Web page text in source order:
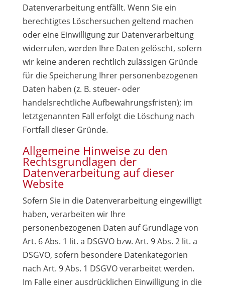
Datenverarbeitung entfällt. Wenn Sie ein
berechtigtes Löschersuchen geltend machen
oder eine Einwilligung zur Datenverarbeitung
widerrufen, werden Ihre Daten gelöscht, sofern
wir keine anderen rechtlich zulässigen Gründe
für die Speicherung Ihrer personenbezogenen
Daten haben (z. B. steuer- oder
handelsrechtliche Aufbewahrungsfristen); im
letztgenannten Fall erfolgt die Löschung nach
Fortfall dieser Gründe.
Allgemeine Hinweise zu den
Rechtsgrundlagen der
Datenverarbeitung auf dieser
Website
Sofern Sie in die Datenverarbeitung eingewilligt
haben, verarbeiten wir Ihre
personenbezogenen Daten auf Grundlage von
Art. 6 Abs. 1 lit. a DSGVO bzw. Art. 9 Abs. 2 lit. a
DSGVO, sofern besondere Datenkategorien
nach Art. 9 Abs. 1 DSGVO verarbeitet werden.
Im Falle einer ausdrücklichen Einwilligung in die